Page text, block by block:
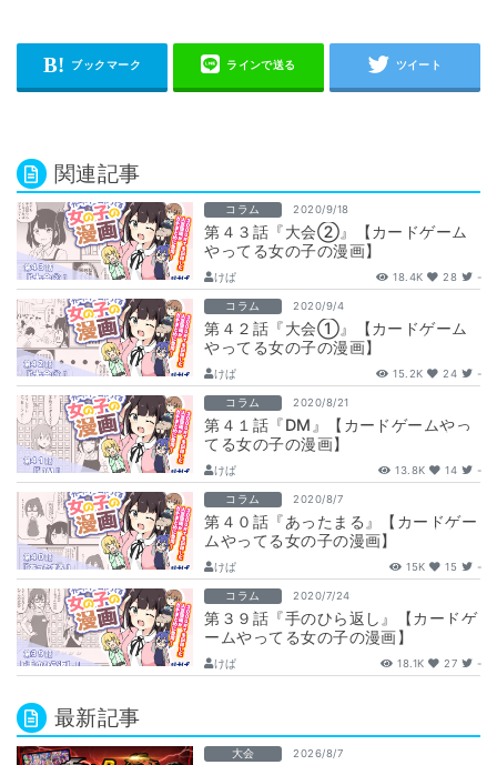
関連記事
コラム 2020/9/18
第４３話『大会②』【カードゲーム
やってる女の子の漫画】
けぱ 18.4K 28 -
コラム 2020/9/4
第４２話『大会①』【カードゲーム
やってる女の子の漫画】
けぱ 15.2K 24 -
コラム 2020/8/21
第４１話『DM』【カードゲームやっ
てる女の子の漫画】
けぱ 13.8K 14 -
コラム 2020/8/7
第４０話『あったまる』【カードゲー
ムやってる女の子の漫画】
けぱ 15K 15 -
コラム 2020/7/24
第３９話『手のひら返し』【カードゲ
ームやってる女の子の漫画】
けぱ 18.1K 27 -
最新記事
大会 2026/8/7